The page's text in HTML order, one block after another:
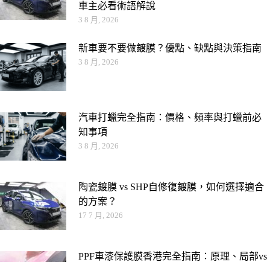
車主必看術語解說
3 8 月, 2026
新車要不要做鍍膜？優點、缺點與決策指南
3 8 月, 2026
汽車打蠟完全指南：價格、頻率與打蠟前必
知事項
3 8 月, 2026
陶瓷鍍膜 vs SHP自修復鍍膜，如何選擇適合
的方案？
17 7 月, 2026
PPF車漆保護膜香港完全指南：原理、局部vs